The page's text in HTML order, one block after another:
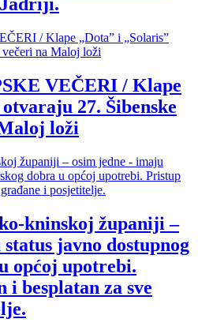
VEČERI / Klape
27. Šibenske
loži
kninskoj županiji –
javno dostupnog
općoj upotrebi.
i besplatan za sve